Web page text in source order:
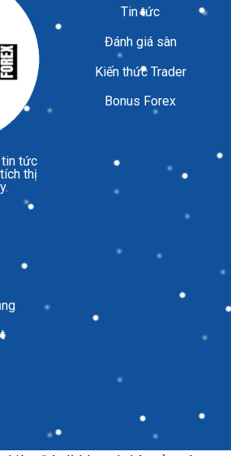
tức
thị
Tin tức
Đánh giá sàn
Kiến thức Trader
Bonus Forex